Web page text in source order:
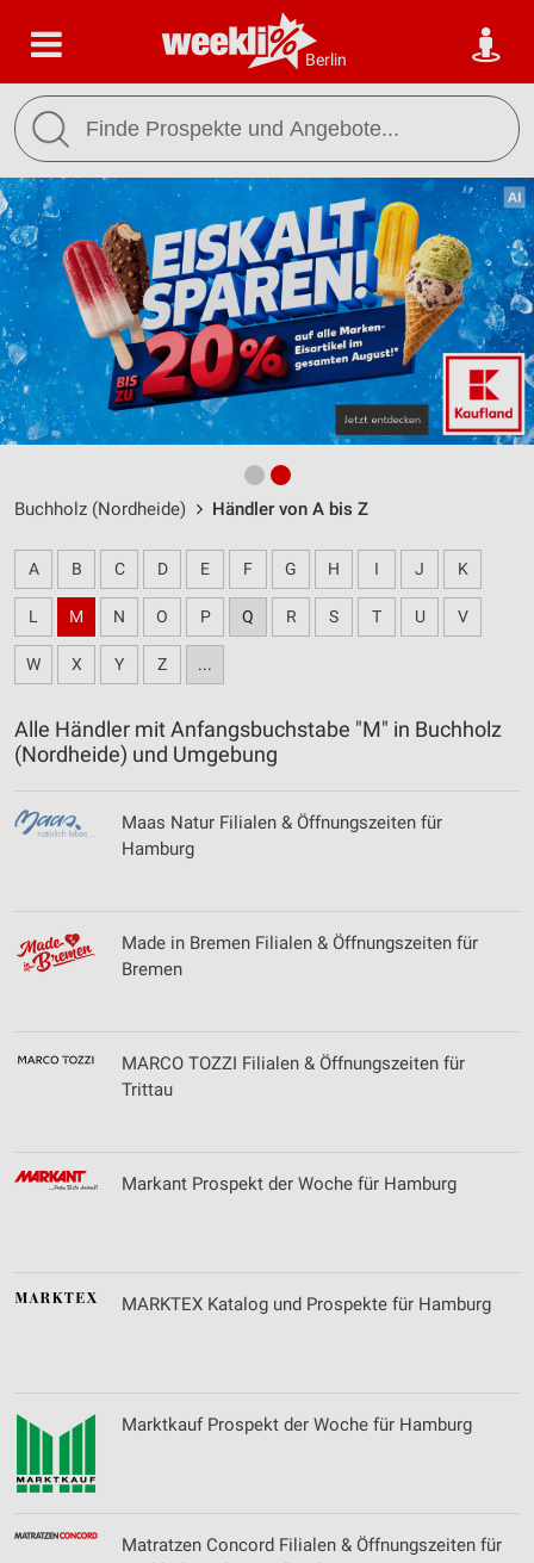
Berlin
Buchholz (Nordheide) Händler von A bis Z
A B C D E F G H I J K
L M N O P Q R S T U V
W X Y Z ...
Alle Händler mit Anfangsbuchstabe "M" in Buchholz
(Nordheide) und Umgebung
Maas Natur Filialen & Öffnungszeiten für
Hamburg
Made in Bremen Filialen & Öffnungszeiten für
Bremen
MARCO TOZZI Filialen & Öffnungszeiten für
Trittau
Markant Prospekt der Woche für Hamburg
MARKTEX Katalog und Prospekte für Hamburg
Marktkauf Prospekt der Woche für Hamburg
Matratzen Concord Filialen & Öffnungszeiten für